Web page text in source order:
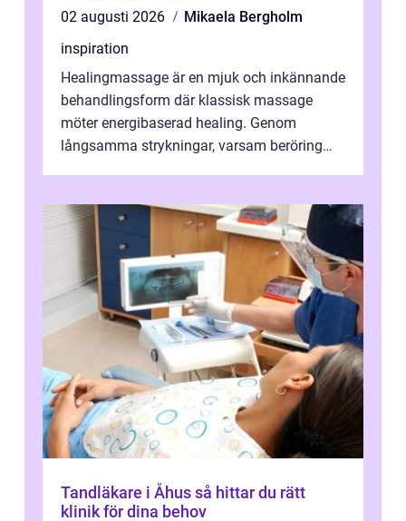
02 augusti 2026
Mikaela Bergholm
inspiration
Healingmassage är en mjuk och inkännande
behandlingsform där klassisk massage
möter energibaserad healing. Genom
långsamma strykningar, varsam beröring
Tandläkare i Åhus så hittar du rätt
klinik för dina behov